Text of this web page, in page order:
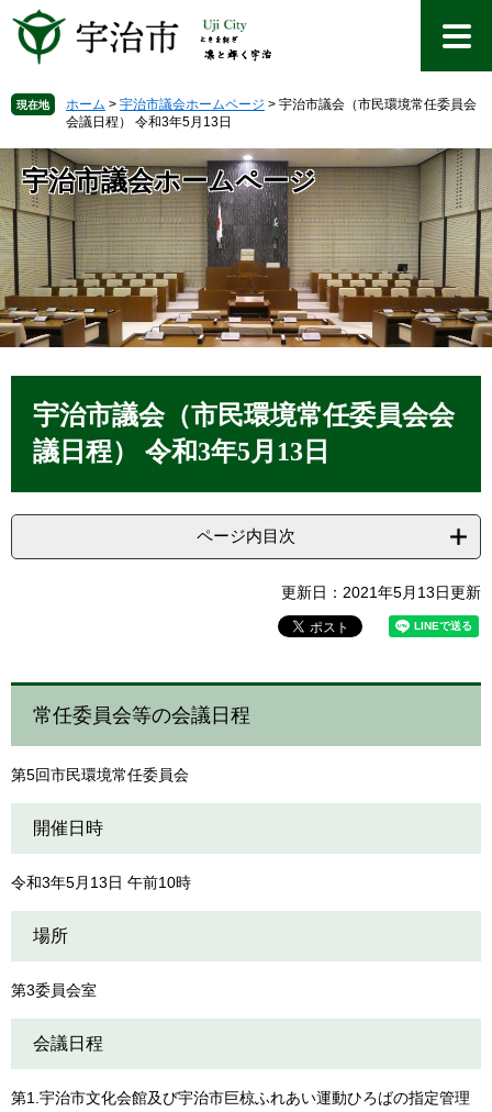
先
で
す
。
を
ば
し
て
本
文
へ
現在地 ホーム > 宇治市議会ホームページ > 宇治市議会（市民環境常任委員会
会議日程） 令和3年5月13日
宇治市議会ホームページ
宇治市議会（市民環境常任委員会会
議日程） 令和3年5月13日
ページ内目次
更新日：2021年5月13日更新
常任委員会等の会議日程
第5回市民環境常任委員会
開催日時
令和3年5月13日 午前10時
場所
第3委員会室
会議日程
第1.宇治市文化会館及び宇治市巨椋ふれあい運動ひろばの指定管理